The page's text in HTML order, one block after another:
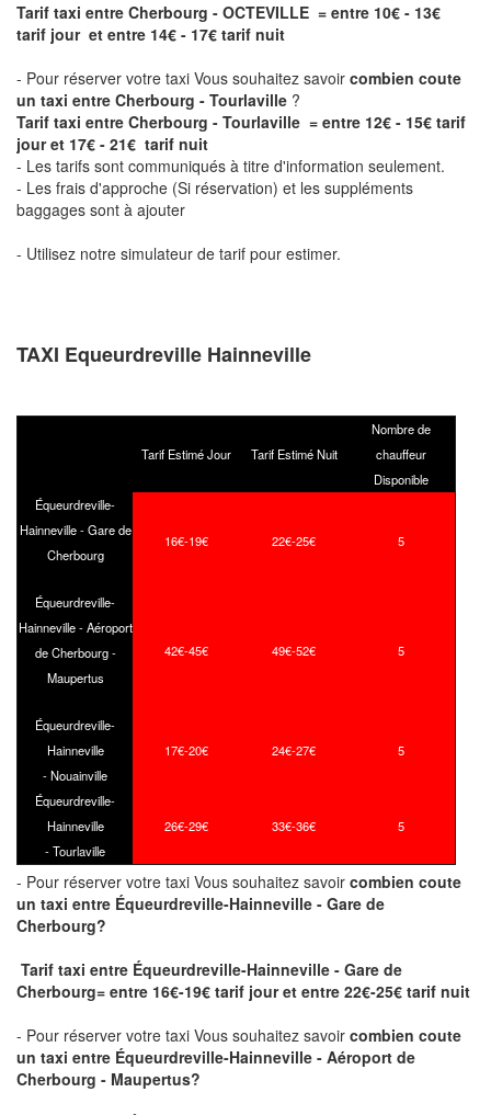
Tarif taxi entre Cherbourg - OCTEVILLE = entre 10€ - 13€
tarif jour et entre 14€ - 17€ tarif nuit
- Pour réserver votre taxi Vous souhaitez savoir combien coute
un taxi entre Cherbourg - Tourlaville ?
Tarif taxi entre Cherbourg - Tourlaville = entre 12€ - 15€ tarif
jour et 17€ - 21€ tarif nuit
- Les tarifs sont communiqués à titre d'information seulement.
- Les frais d'approche (Si réservation) et les suppléments
baggages sont à ajouter
- Utilisez notre simulateur de tarif pour estimer.
TAXI Equeurdreville Hainneville
Tarif Estimé Jour Tarif Estimé Nuit
Nombre de
chauffeur
Disponible
Équeurdreville-
Hainneville - Gare de
Cherbourg
16€-19€ 22€-25€ 5
Équeurdreville-
Hainneville - Aéroport
de Cherbourg -
Maupertus
42€-45€ 49€-52€ 5
Équeurdreville-
Hainneville
- Nouainville
17€-20€ 24€-27€ 5
Équeurdreville-
Hainneville
- Tourlaville
26€-29€ 33€-36€ 5
- Pour réserver votre taxi Vous souhaitez savoir combien coute
un taxi entre Équeurdreville-Hainneville - Gare de
Cherbourg?
Tarif taxi entre Équeurdreville-Hainneville - Gare de
Cherbourg= entre 16€-19€ tarif jour et entre 22€-25€ tarif nuit
- Pour réserver votre taxi Vous souhaitez savoir combien coute
un taxi entre Équeurdreville-Hainneville - Aéroport de
Cherbourg - Maupertus?